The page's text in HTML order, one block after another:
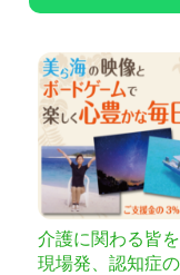
介護に関わる皆
現場発、認知症